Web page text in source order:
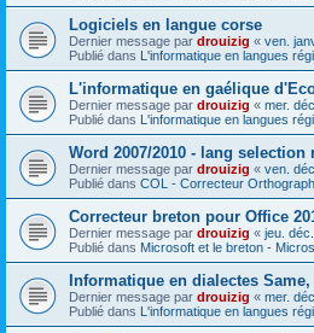
Logiciels en langue corse
Dernier message par drouizig « ven.
Publié dans L'informatique en langues
L'informatique en gaélique
Dernier message par drouizig « mer.
Publié dans L'informatique en langues
Word 2007/2010 - lang
Dernier message par drouizig « ven.
Publié dans COL - Correcteur
Correcteur breton pour Office
Dernier message par drouizig « jeu.
Publié dans Microsoft et le breton -
Informatique en dialectes
Dernier message par drouizig « mer.
Publié dans L'informatique en langues